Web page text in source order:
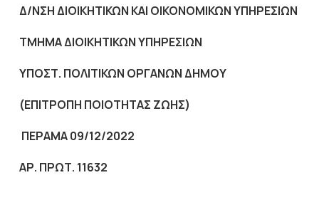
Δ/ΝΣΗ ΔΙΟΙΚΗΤΙΚΩΝ ΚΑΙ ΟΙΚΟΝΟΜΙΚΩΝ ΥΠΗΡΕΣΙΩΝ
ΤΜΗΜΑ ΔΙΟΙΚΗΤΙΚΩΝ ΥΠΗΡΕΣΙΩΝ
ΥΠΟΣΤ. ΠΟΛΙΤΙΚΩΝ ΟΡΓΑΝΩΝ ΔΗΜΟΥ
(ΕΠΙΤΡΟΠΗ ΠΟΙΟΤΗΤΑΣ ΖΩΗΣ)
ΠΕΡΑΜΑ 09/12/2022
ΑΡ. ΠΡΩΤ. 11632